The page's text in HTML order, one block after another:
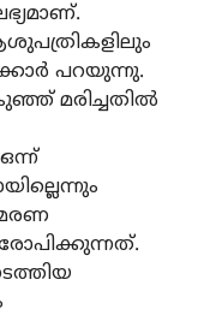
പറയുന്നു.
മരിച്ചതിൽ